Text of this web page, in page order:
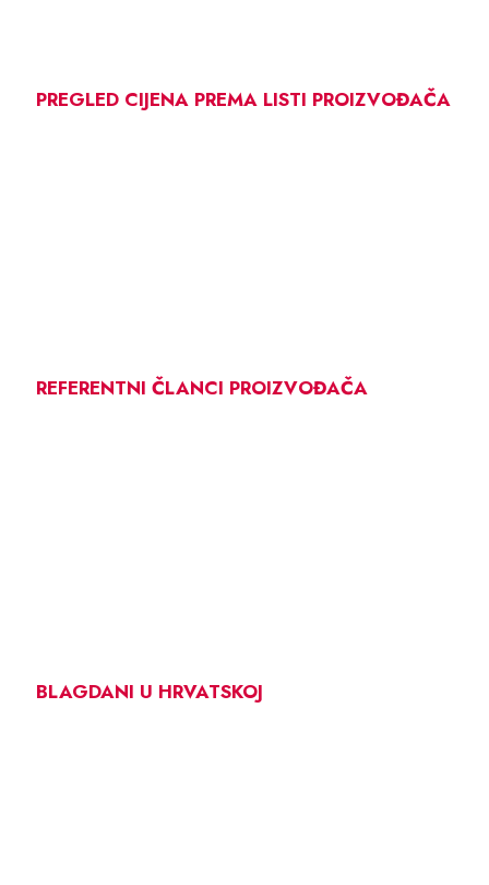
PREGLED CIJENA PREMA LISTI PROIZVOĐAČA
REFERENTNI ČLANCI PROIZVOĐAČA
BLAGDANI U HRVATSKOJ